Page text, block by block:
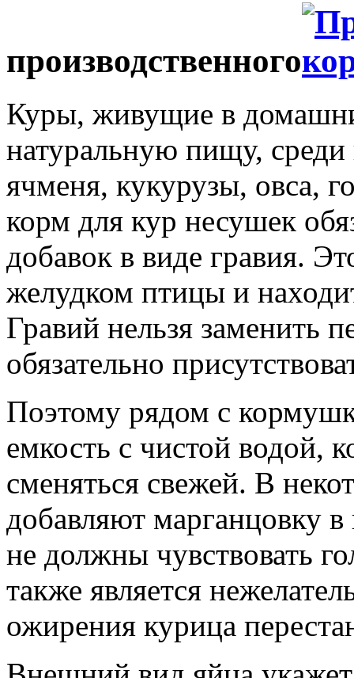
производственного
Куры, живущие в
натуральную пищу,
ячменя, кукурузы, овса,
корм для кур несушек
добавок в виде гравия.
желудком птицы и
Гравий нельзя заменить
обязательно
Поэтому рядом с
емкость с чистой водой,
сменяться свежей. В
добавляют марганцовку
не должны чувствовать
также является
ожирения курица